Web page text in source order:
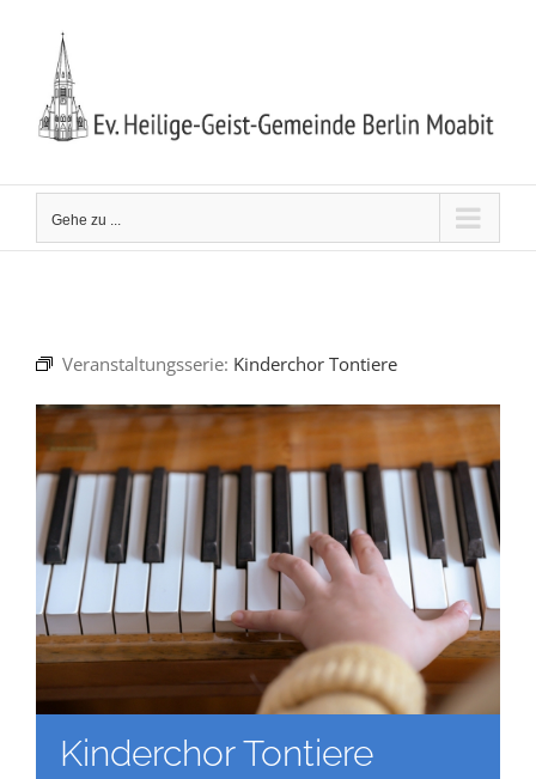
springen
Gehe zu ...
Veranstaltungsserie: Kinderchor Tontiere
Kinderchor Tontiere